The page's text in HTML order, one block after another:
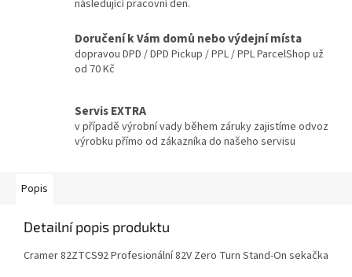
následující pracovní den.
Doručení k Vám domů nebo výdejní místa
dopravou DPD / DPD Pickup / PPL / PPL ParcelShop už
od 70 Kč
Servis EXTRA
v případě výrobní vady během záruky zajistíme odvoz
výrobku přímo od zákazníka do našeho servisu
Popis
Detailní popis produktu
Cramer 82ZTCS92 Profesionální 82V Zero Turn Stand-On sekačka